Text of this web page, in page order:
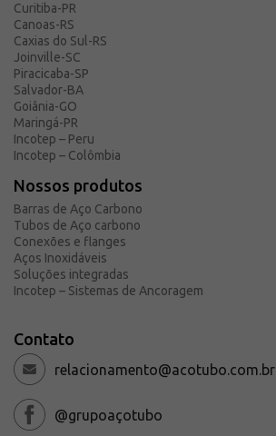
Download
Solicite um orçamento
Sobre a Açotubo
Unidades
Qualidade
Planos de Financiamento
Compliance e LGPD
Ouvidoria
Blog
ESG
Trabalhe conosco
Curitiba-PR
Canoas-RS
Caxias do Sul-RS
Joinville-SC
Piracicaba-SP
Salvador-BA
Goiânia-GO
Maringá-PR
Incotep – Peru
Incotep – Colômbia
Nossos produtos
Barras de Aço Carbono
Tubos de Aço carbono
Conexões e flanges
Aços Inoxidáveis
Soluções integradas
Incotep – Sistemas de Ancoragem
Contato
relacionamento@acotubo.com.br
@grupoaçotubo